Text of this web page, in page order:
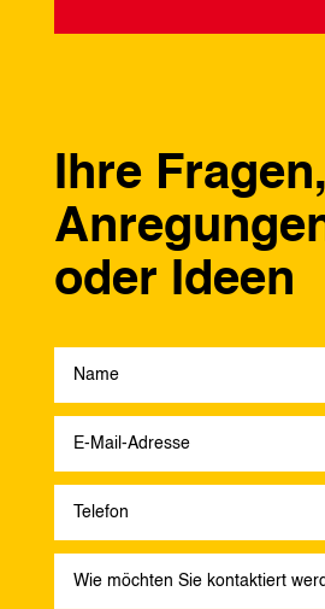
Ihre Fragen,
oder Ideen